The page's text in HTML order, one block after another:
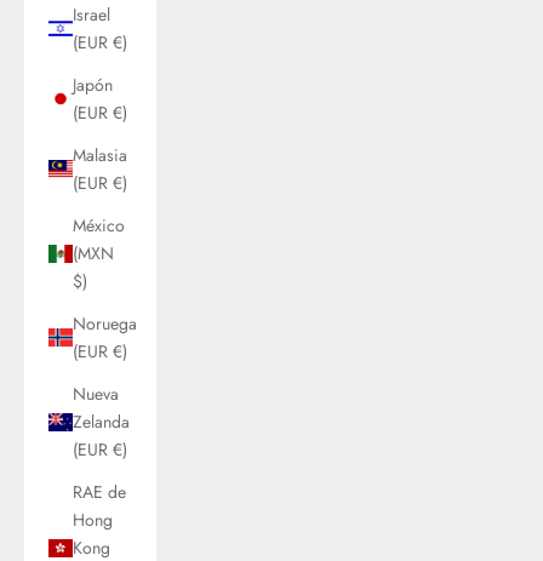
Israel
(EUR €)
Japón
(EUR €)
Malasia
(EUR €)
México
(MXN
$)
Noruega
(EUR €)
Nueva
Zelanda
(EUR €)
RAE de
Hong
Kong